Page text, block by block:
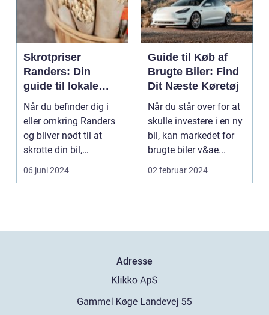
Skrotpriser
Randers: Din
guide til lokale
muligheder
Når du befinder dig i
eller omkring Randers
og bliver nødt til at
skrotte din bil,
gammelt jern elle...
06 juni 2024
Guide til Køb af
Brugte Biler: Find
Dit Næste Køretøj
Når du står over for at
skulle investere i en ny
bil, kan markedet for
brugte biler v&ae...
02 februar 2024
Adresse